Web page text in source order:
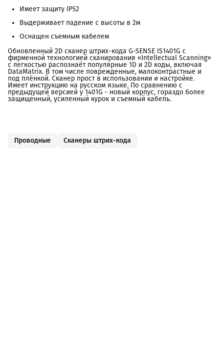
Имеет защиту IP52
Выдерживает падение с высоты в 2м
Оснащен съемным кабелем
Обновленный 2D сканер штрих-кода G-SENSE IS1401G с
фирменной технологией сканирования «Intellectual Scanning»
с легкостью распознаёт популярные 1D и 2D коды, включая
DataMatrix. В том числе поврежденные, малоконтрастные и
под плёнкой. Сканер прост в использовании и настройке.
Имеет инструкцию на русском языке. По сравнению с
предыдущей версией у 1401G - новый корпус, гораздо более
защищенный, усиленный курок и съемный кабель.
Проводные Сканеры штрих-кода